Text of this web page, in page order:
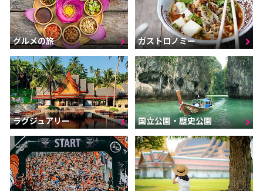
グルメの旅 ガストロノミー
ラグジュアリー 国立公園・歴史公園